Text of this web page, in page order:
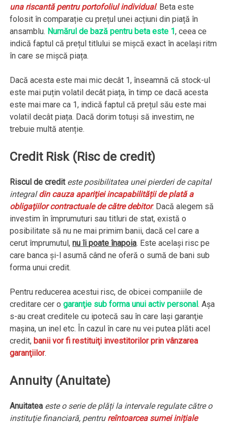
una riscantă pentru portofoliul individual. Beta este
folosit în comparație cu prețul unei acțiuni din piață în
ansamblu. Numărul de bază pentru beta este 1, ceea ce
indică faptul că prețul titlului se mișcă exact în același ritm
în care se mișcă piața.
Dacă acesta este mai mic decât 1, înseamnă că stock-ul
este mai puțin volatil decât piața, în timp ce dacă acesta
este mai mare ca 1, indică faptul că prețul său este mai
volatil decât piața. Dacă dorim totuși să investim, ne
trebuie multă atenție.
Credit Risk (Risc de credit)
Riscul de credit este posibilitatea unei pierderi de capital
integraldin cauza apariţiei incapabilității de plată a
obligaţiilor contractuale de către debitor. Dacă alegem să
investim în împrumuturi sau titluri de stat, există o
posibilitate să nu ne mai primim banii, dacă cel care a
cerut împrumutul,nu îi poate înapoia. Este acelaşi risc pe
care banca şi-l asumă când ne oferă o sumă de bani sub
forma unui credit.
Pentru reducerea acestui risc, de obicei companiile de
creditare cer ogaranţie sub forma unui activ personal. Aşa
s-au creat creditele cu ipotecă sau în care lași garanţie
maşina, un inel etc. În cazul în care nu vei putea plăti acel
credit, banii vor fi restituiţi investitorilor prin vânzarea
garanţiilor.
Annuity (Anuitate)
Anuitatea este o serie de plăți la intervale regulate către o
instituţie financiară, pentru reîntoarcea sumei inițiale